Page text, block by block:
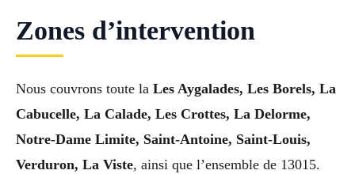
Zones d’intervention
Nous couvrons toute la Les Aygalades, Les Borels, La
Cabucelle, La Calade, Les Crottes, La Delorme,
Notre-Dame Limite, Saint-Antoine, Saint-Louis,
Verduron, La Viste, ainsi que l’ensemble de 13015.